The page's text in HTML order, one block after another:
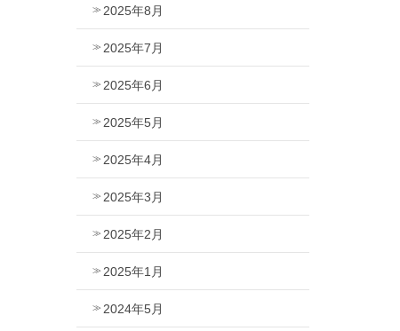
2025年8月
2025年7月
2025年6月
2025年5月
2025年4月
2025年3月
2025年2月
2025年1月
2024年5月